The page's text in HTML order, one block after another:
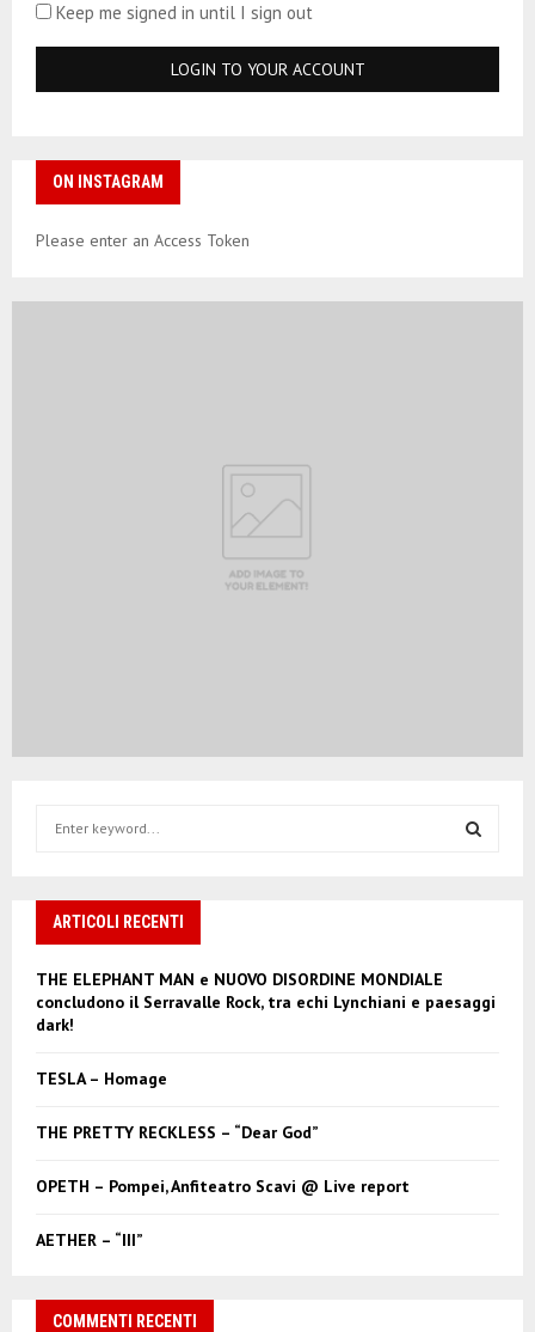
Keep me signed in until I sign out
ON INSTAGRAM
Please enter an Access Token
h
o
r
ARTICOLI RECENTI
THE ELEPHANT MAN e NUOVO DISORDINE MONDIALE
concludono il Serravalle Rock, tra echi Lynchiani e paesaggi
dark!
TESLA – Homage
THE PRETTY RECKLESS – “Dear God”
OPETH – Pompei, Anfiteatro Scavi @ Live report
AETHER – “III”
COMMENTI RECENTI